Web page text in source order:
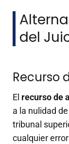
del
Recurso
El recurso de
a la nulidad
tribunal
cualquier